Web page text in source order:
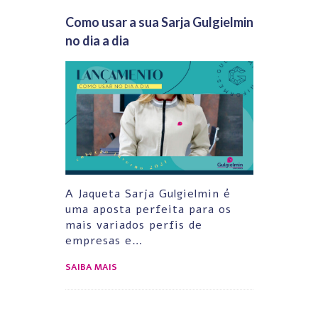
Como usar a sua Sarja Gulgielmin
no dia a dia
A Jaqueta Sarja Gulgielmin é
uma aposta perfeita para os
mais variados perfis de
empresas e…
SAIBA MAIS